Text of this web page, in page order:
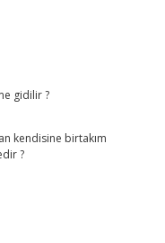
gidilir ?
kendisine birtakım
?